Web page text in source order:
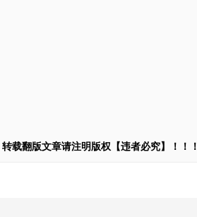
载翻版文章请注明版权【违者必究】！！！